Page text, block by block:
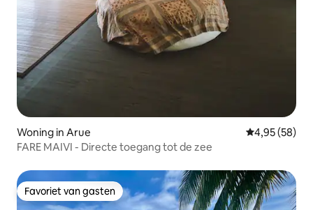
Woning in Arue Gemiddelde
4,95 (58)
FARE MAIVI - Directe toegang tot de zee
Favoriet van gasten
Favoriet van gasten